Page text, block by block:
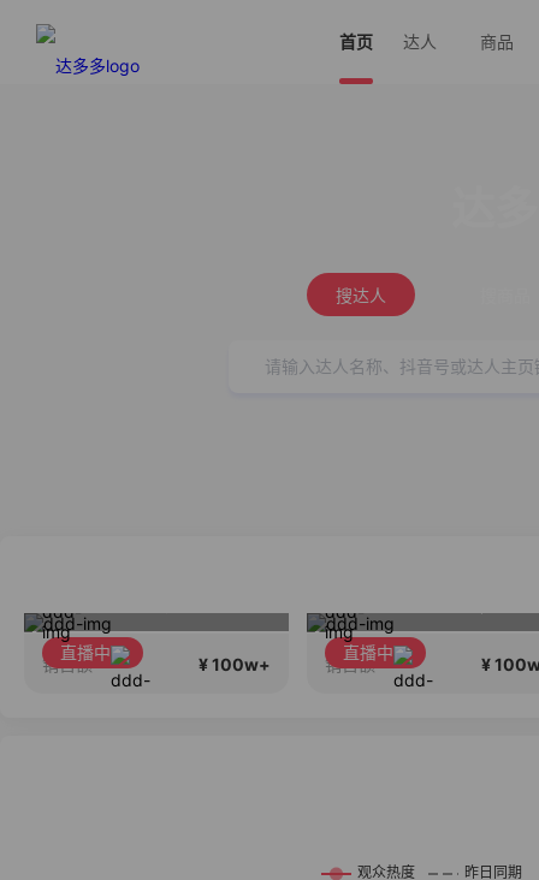
首页 达人 商品
搜达人
直播中
销售额 ¥ 100w+
直播中
销售额 ¥